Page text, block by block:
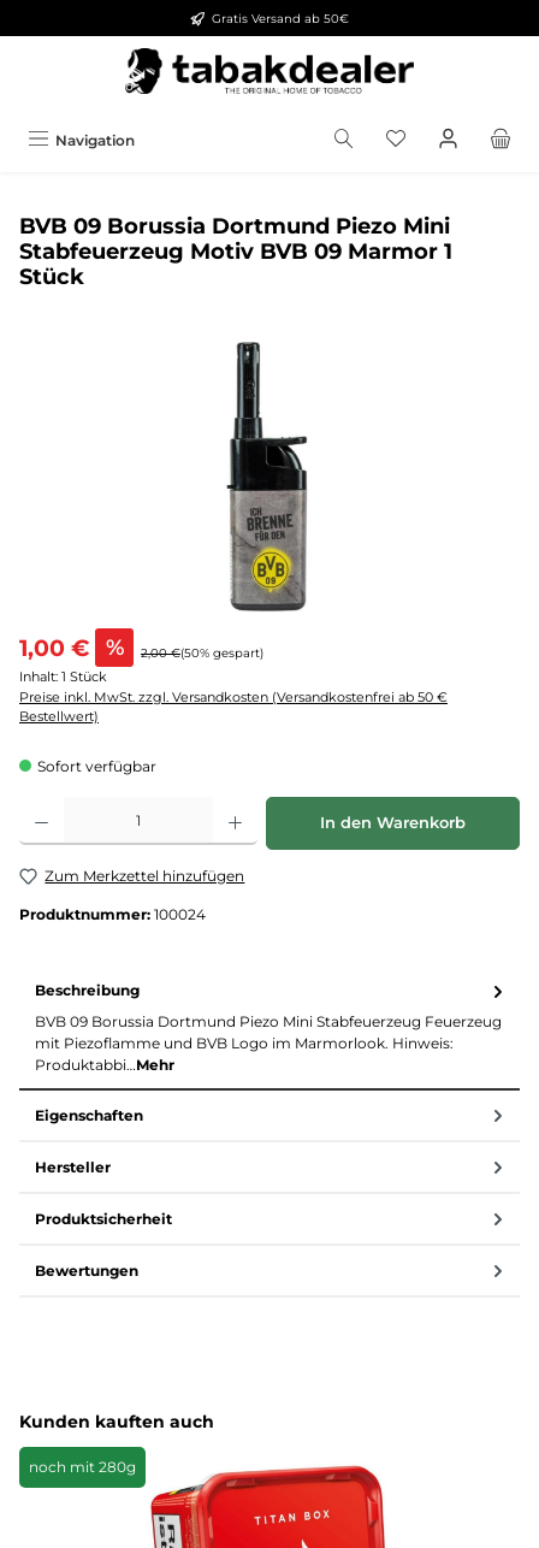
Gratis Versand ab 50€
Navigation
BVB 09 Borussia Dortmund Piezo Mini
Stabfeuerzeug Motiv BVB 09 Marmor 1
Stück
1,00 € % 2,00 €(50% gespart)
Inhalt: 1 Stück
Preise inkl. MwSt. zzgl. Versandkosten (Versandkostenfrei ab 50 €
Bestellwert)
Sofort verfügbar
Produkt Anzahl: Gib den gewünschten Wert ein oder benutze die Schaltflächen
In den Warenkorb
Zum Merkzettel hinzufügen
Produktnummer: 100024
Beschreibung
BVB 09 Borussia Dortmund Piezo Mini Stabfeuerzeug Feuerzeug
mit Piezoflamme und BVB Logo im Marmorlook. Hinweis:
Produktabbi…Mehr
Eigenschaften
Hersteller
Produktsicherheit
Bewertungen
Produktgalerie überspringen
Kunden kauften auch
noch mit 280g